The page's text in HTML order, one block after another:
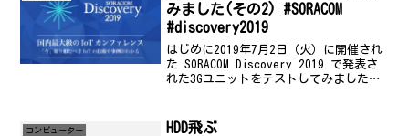
みました(その2) #SORACOM
#discovery2019
はじめに2019年7月2日（火）に開催され
た SORACOM Discovery 2019 で発表さ
れた3Gユニットをテストしてみました。
#SORACOM #d...
コンビューター HDD飛ぶ